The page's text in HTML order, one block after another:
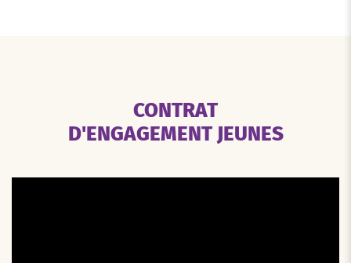
CONTRAT
D'ENGAGEMENT JEUNES